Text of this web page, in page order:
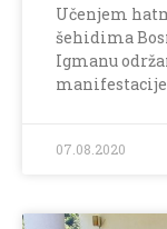
Učenjem
šehidima
Igmanu
manifestacije
07.08.2020